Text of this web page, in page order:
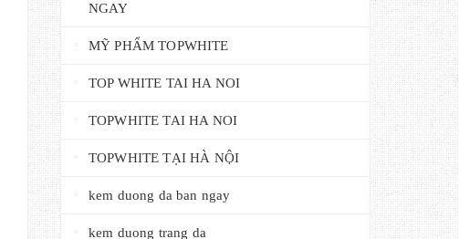
NGAY
MỸ PHẨM TOPWHITE
TOP WHITE TAI HA NOI
TOPWHITE TAI HA NOI
TOPWHITE TẠI HÀ NỘI
kem duong da ban ngay
kem duong trang da